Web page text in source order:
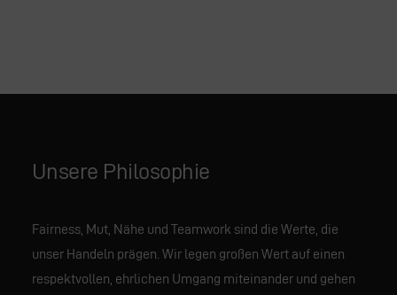
Unsere Philosophie
Fairness, Mut, Nähe und Teamwork sind die Werte, die
unser Handeln prägen. Wir legen großen Wert auf einen
respektvollen, ehrlichen Umgang miteinander und gehen